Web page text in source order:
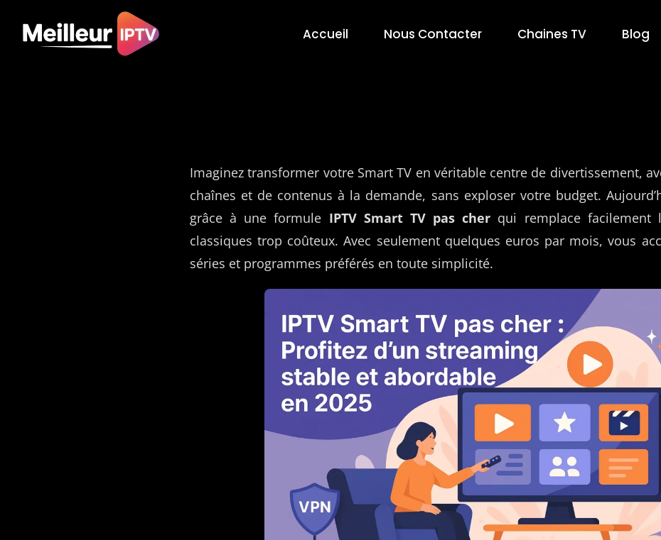
content
Accueil Nous Contacter Chaines TV Blog
Imaginez transformer votre Smart TV en véritable centre de divertissement,
chaînes et de contenus à la demande, sans exploser votre budget.
grâce à une formule IPTV Smart TV pas cher qui remplace facilement
classiques trop coûteux. Avec seulement quelques euros par mois, vous
séries et programmes préférés en toute simplicité.